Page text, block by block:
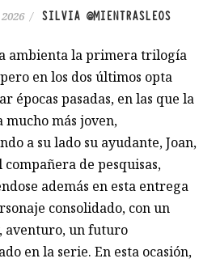
/ SILVIA @MIENTRASLEOS
ambienta la primera trilogía
en los dos últimos opta
épocas pasadas, en las que la
mucho más joven,
a su lado su ayudante, Joan,
compañera de pesquisas,
además en esta entrega
consolidado, con un
aventuro, un futuro
en la serie. En esta ocasión,